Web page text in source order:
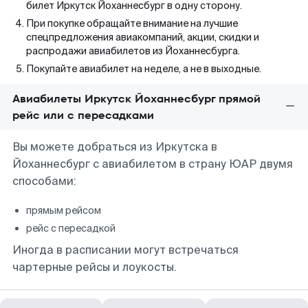
билет Иркутск Йоханнесбург в одну сторону.
При покупке обращайте внимание на лучшие
спецпредложения авиакомпаний, акции, скидки и
распродажи авиабилетов из Йоханнесбурга.
Покупайте авиабилет на неделе, а не в выходные.
Авиабилеты Иркутск Йоханнесбург прямой
рейс или с пересадками
Вы можете добраться из Иркутска в
Йоханнесбург с авиабилетом в страну ЮАР двумя
способами:
прямым рейсом
рейс с пересадкой
Иногда в расписании могут встречаться
чартерные рейсы и лоукосты.